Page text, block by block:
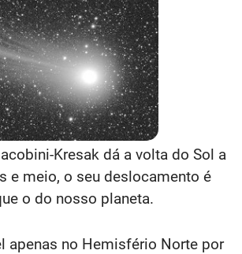
Kresak dá a volta do Sol a
e meio, o seu deslocamento é
o do nosso planeta.
apenas no Hemisfério Norte por